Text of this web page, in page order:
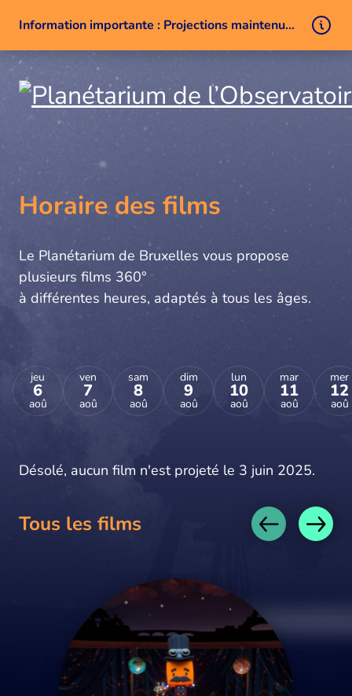
Information importante : Projections maintenues malgré un problème technique
Aller au contenu
Horaire des films
Le Planétarium de Bruxelles vous propose
plusieurs films 360°
à différentes heures, adaptés à tous les âges.
jeu
6
aoû
ven
7
aoû
sam
8
aoû
dim
9
aoû
lun
10
aoû
mar
11
aoû
mer
12
aoû
Désolé, aucun film n'est projeté le 3 juin 2025.
Tous les films